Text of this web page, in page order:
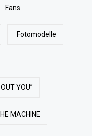
Fans
Fotomodelle
YOU”
MACHINE